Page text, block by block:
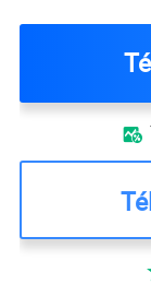
